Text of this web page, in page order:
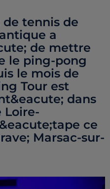
tennis de
a
de mettre
le ping-pong
le mois de
Tour est
dans
Loire-
ce
Marsac-sur-